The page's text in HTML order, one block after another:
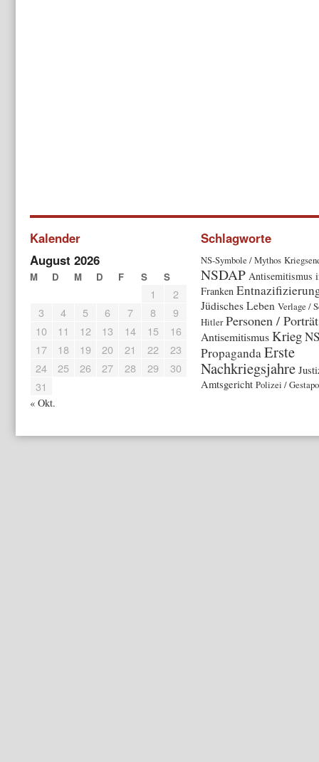
Kalender
August 2026
M D M D F S S
1
2
3
4 5 6 7 8
9
10
11 12 13 14 15
16
17
18 19 20 21 22
23
24
25 26 27 28 29
30
31
« Okt.
Schlagworte
NS-Symbole / Mythos
NSDAP Antisemitismus
Franken
Jüdisches Leben Verlage /
Hitler Personen /
AntisemitismusKrieg
Propaganda Erste
Nachkriegsjahre
Amtsgericht Polizei / Gestapo